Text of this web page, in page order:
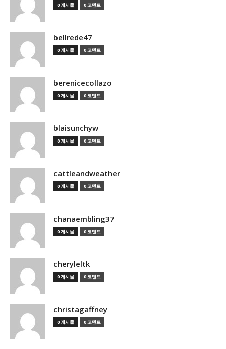
0 게시물 0 코멘트
bellrede47
0 게시물 0 코멘트
berenicecollazo
0 게시물 0 코멘트
blaisunchyw
0 게시물 0 코멘트
cattleandweather
0 게시물 0 코멘트
chanaembling37
0 게시물 0 코멘트
cheryleltk
0 게시물 0 코멘트
christagaffney
0 게시물 0 코멘트